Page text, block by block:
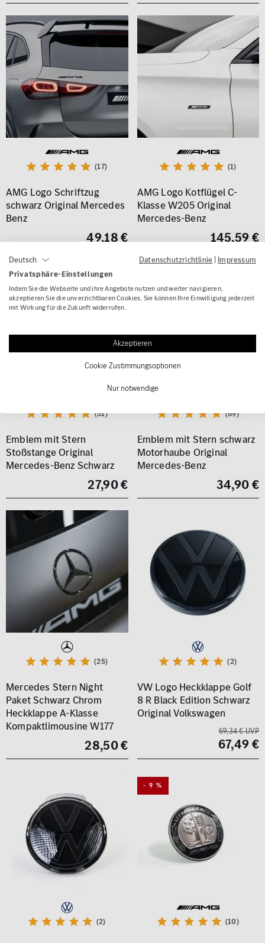
(17)
AMG Logo Schriftzug
schwarz Original Mercedes
Benz
49,18 €
(1)
AMG Logo Kotflügel C-
Klasse W205 Original
Mercedes-Benz
145,59 €
(51)
Emblem mit Stern
Stoßstange Original
Mercedes-Benz Schwarz
27,90 €
(69)
Emblem mit Stern schwarz
Motorhaube Original
Mercedes-Benz
34,90 €
(25)
Mercedes Stern Night
Paket Schwarz Chrom
Heckklappe A-Klasse
Kompaktlimousine W177
28,50 €
(2)
VW Logo Heckklappe Golf
8 R Black Edition Schwarz
Original Volkswagen
69,34 € UVP
67,49 €
(2)
- 9 %
(10)
Deutsch Datenschutzrichtlinie | Impressum
Privatsphäre-Einstellungen
Indem Sie die Webseite und ihre Angebote nutzen und weiter navigieren,
akzeptieren Sie die unverzichtbaren Cookies. Sie können Ihre Einwilligung jederzeit
mit Wirkung für die Zukunft widerrufen.
Akzeptieren
Cookie Zustimmungsoptionen
Nur notwendige